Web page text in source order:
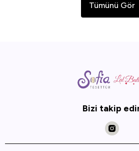
Tümünü Gör
Bizi takip